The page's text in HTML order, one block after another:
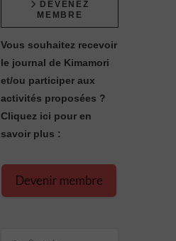
DEVENEZ
MEMBRE
Vous souhaitez recevoir
le journal de Kimamori
et/ou participer aux
activités proposées ?
Cliquez ici pour en
savoir plus :